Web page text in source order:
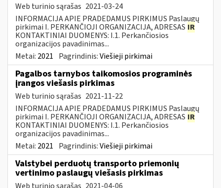
Web turinio sąrašas 2021-03-24
INFORMACIJA APIE PRADEDAMUS PIRKIMUS Paslaugų
pirkimai I. PERKANČIOJI ORGANIZACIJA, ADRESAS IR
KONTAKTINIAI DUOMENYS: I.1. Perkančiosios
organizacijos pavadinimas...
Metai: 2021 Pagrindinis:Viešieji pirkimai
Pagalbos tarnybos taikomosios programinės
įrangos viešasis pirkimas
Web turinio sąrašas 2021-11-22
INFORMACIJA APIE PRADEDAMUS PIRKIMUS Paslaugų
pirkimai I. PERKANČIOJI ORGANIZACIJA, ADRESAS IR
KONTAKTINIAI DUOMENYS: I.1. Perkančiosios
organizacijos pavadinimas...
Metai: 2021 Pagrindinis:Viešieji pirkimai
Valstybei perduotų transporto priemonių
vertinimo paslaugų viešasis pirkimas
Web turinio sąrašas 2021-04-06